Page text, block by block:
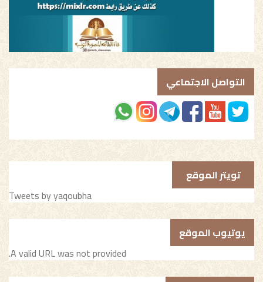
التواصل الاجتماعي
تويتر الموقع
Tweets by yaqoubha
يوتيوب الموقع
A valid URL was not provided.